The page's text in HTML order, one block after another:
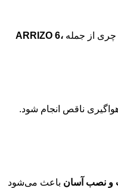
چری از جمله ARRIZO 6،
ناقص انجام شود.
و نصب آسان باعث می‌شود